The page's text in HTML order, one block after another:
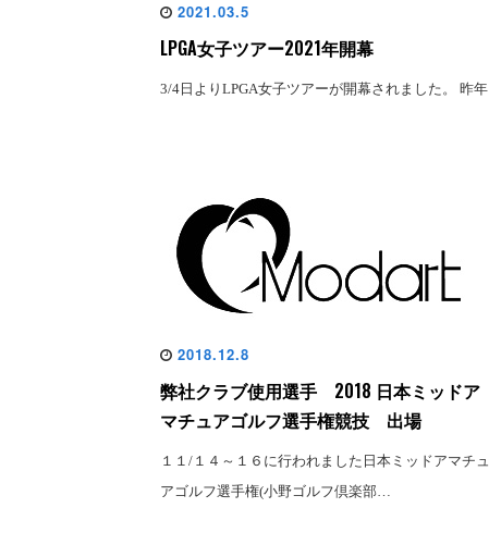
2021.03.5
LPGA女子ツアー2021年開幕
3/4日よりLPGA女子ツアーが開幕されました。 昨年
2018.12.8
弊社クラブ使用選手 2018 日本ミッドア
マチュアゴルフ選手権競技 出場
１１/１４～１６に行われました日本ミッドアマチュ
アゴルフ選手権(小野ゴルフ倶楽部…